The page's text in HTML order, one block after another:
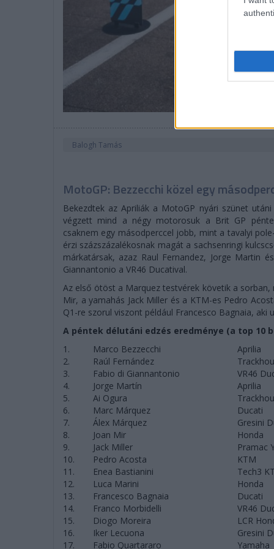
Balogh Tamás
MotoGP: Bezzecchi közel egy
Bekezdtek az Apriliák a MotoGP nyári szünet
végzett mind a négy motorosuk a Brit GP
csaknem egy másodperccel jobb, mint a tavalyi
érzi százszázalékosnak magát a sachsenringi
márkatársak, azaz Raul Fernandez, Jorge Martin
Giannantonio a VR46 Ducatival.
Az első ötöst a Marquez testvérek követik a
Mir, a yamahás Jack Miller és a KTM-es Pedro
Q1-re szorul viszont például Francesco Bagnaia, aki
A péntek délutáni edzés eredménye (a top 10
1.
Marco Bezzecchi Aprilia
2.
Raúl Fernández
3.
Fabio di Giannantonio VR46
4.
Jorge Martín Aprilia
5.
Ai Ogura
6.
Marc Márquez Ducati
7.
Álex Márquez Gresini
8.
Joan Mir Honda
9.
Jack Miller Pramac
10.
Pedro Acosta KTM
11.
Enea Bastianini Tech3
12.
Luca Marini Honda
13.
Francesco Bagnaia Ducati
14.
Franco Morbidelli VR46
15.
Diogo Moreira LCR
16.
Iker Lecuona Gresini
17.
Fabio Quartararo Yamaha